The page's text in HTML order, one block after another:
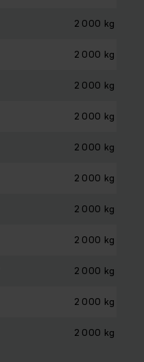
2 000 kg
2 000 kg
2 000 kg
2 000 kg
2 000 kg
2 000 kg
2 000 kg
2 000 kg
2 000 kg
2 000 kg
2 000 kg